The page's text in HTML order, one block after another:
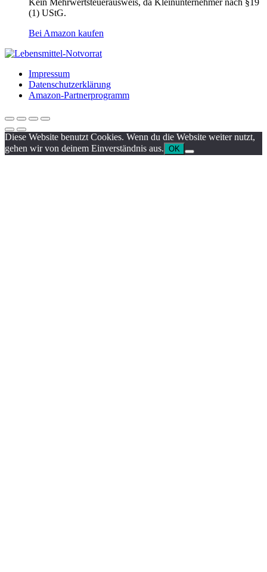
(1) UStG.
Bei Amazon kaufen
Impressum
Datenschutzerklärung
Amazon-Partnerprogramm
Diese Website benutzt Cookies. Wenn du die Website weiter nutzt,
gehen wir von deinem Einverständnis aus. OK